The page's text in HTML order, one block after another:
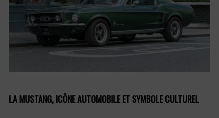
LA MUSTANG, ICÔNE AUTOMOBILE ET SYMBOLE CULTUREL